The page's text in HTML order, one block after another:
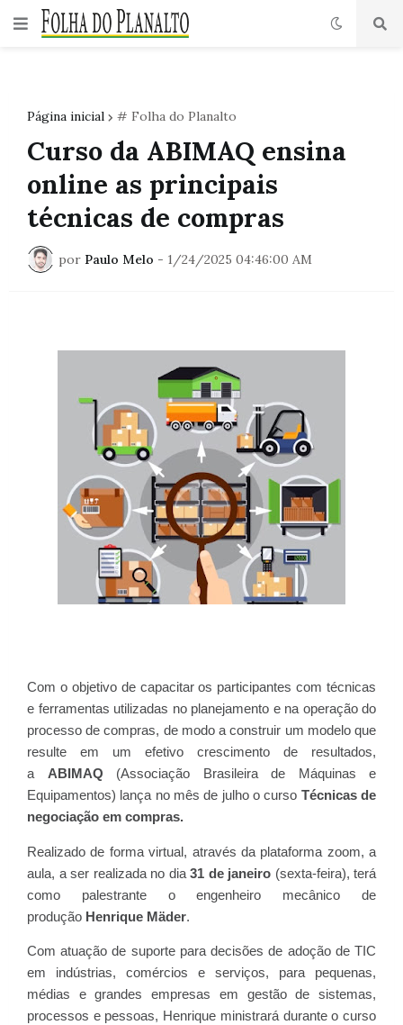
Página inicial # Folha do Planalto
Curso da ABIMAQ ensina
online as principais
técnicas de compras
por Paulo Melo - 1/24/2025 04:46:00 AM
Com o objetivo de capacitar os participantes com técnicas
e ferramentas utilizadas no planejamento e na operação do
processo de compras, de modo a construir um modelo que
resulte em um efetivo crescimento de resultados,
a ABIMAQ (Associação Brasileira de Máquinas e
Equipamentos) lança no mês de julho o curso Técnicas de
negociação em compras.
Realizado de forma virtual, através da plataforma zoom, a
aula, a ser realizada no dia 31 de janeiro (sexta-feira), terá
como palestrante o engenheiro mecânico de
produção Henrique Mäder.
Com atuação de suporte para decisões de adoção de TIC
em indústrias, comércios e serviços, para pequenas,
médias e grandes empresas em gestão de sistemas,
processos e pessoas, Henrique ministrará durante o curso